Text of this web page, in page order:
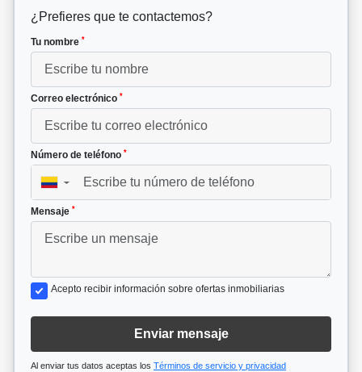
¿Prefieres que te contactemos?
Tu nombre *
Correo electrónico *
Número de teléfono *
▼
Mensaje *
Acepto recibir información sobre ofertas inmobiliarias
Enviar mensaje
Al enviar tus datos aceptas los Términos de servicio y privacidad